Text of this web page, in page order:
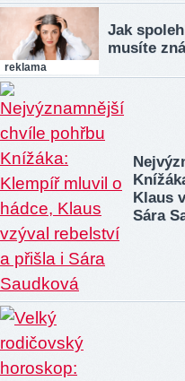
reklama
Jak
musíte
Klaus
Sára